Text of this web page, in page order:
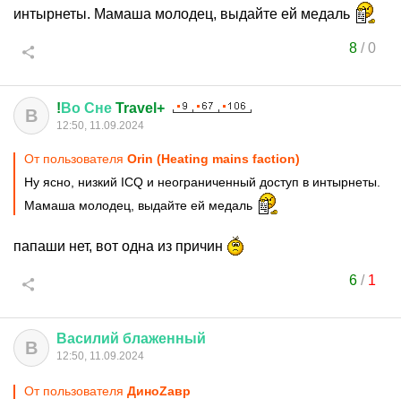
интырнеты. Мамаша молодец, выдайте ей медаль
8/0
В ! Во Сне Travel+
12:50, 11.09.2024
От пользователя Orin (Heating mains faction)
Ну ясно, низкий ICQ и неограниченный доступ в интырнеты.
Мамаша молодец, выдайте ей медаль
папаши нет, вот одна из причин
6/ 1
В Василий блаженный
12:50, 11.09.2024
От пользователя ДиноZавp